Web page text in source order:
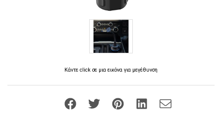
Κάντε click σε μια εικόνα για μεγέθυνση